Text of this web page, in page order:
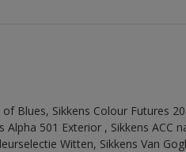
Blues, Sikkens Colour Futures
501 Exterior , Sikkens ACC
Witten, Sikkens Van